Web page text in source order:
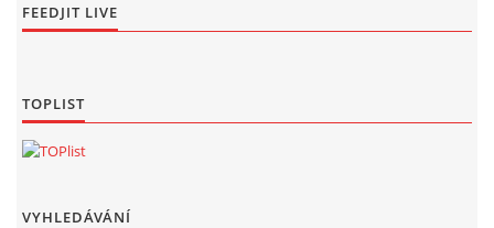
FEEDJIT LIVE
TOPLIST
VYHLEDÁVÁNÍ